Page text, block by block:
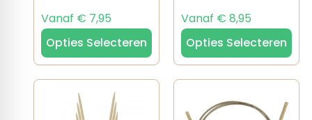
Vanaf € 7,95
Opties Selecteren
Vanaf € 8,95
Opties Selecteren